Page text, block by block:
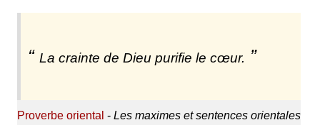
La crainte de Dieu purifie le cœur.
Proverbe oriental - Les maximes et sentences orientales